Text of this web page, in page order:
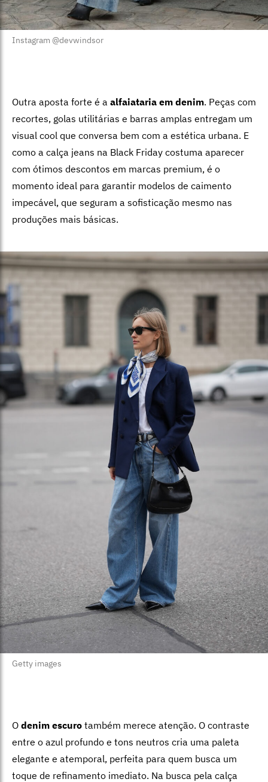
Instagram @devwindsor
Outra aposta forte é a alfaiataria em denim. Peças com
recortes, golas utilitárias e barras amplas entregam um
visual cool que conversa bem com a estética urbana. E
como a calça jeans na Black Friday costuma aparecer
com ótimos descontos em marcas premium, é o
momento ideal para garantir modelos de caimento
impecável, que seguram a sofisticação mesmo nas
produções mais básicas.
Getty images
O denim escuro também merece atenção. O contraste
entre o azul profundo e tons neutros cria uma paleta
elegante e atemporal, perfeita para quem busca um
toque de refinamento imediato. Na busca pela calça